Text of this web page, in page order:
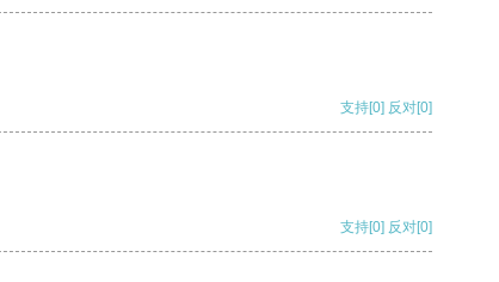
支持[0] 反对[0]
支持[0] 反对[0]